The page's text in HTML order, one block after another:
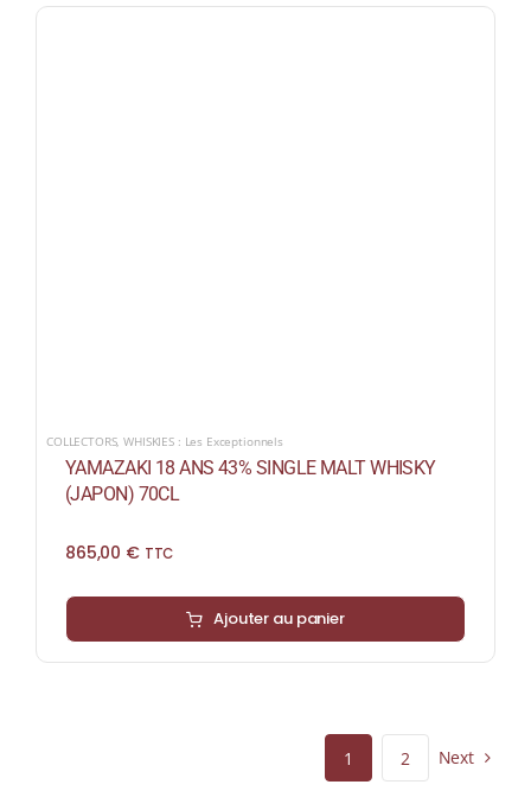
COLLECTORS,WHISKIES : Les Exceptionnels
YAMAZAKI 18 ANS 43% SINGLE MALT WHISKY
(JAPON) 70CL
865,00 € TTC
Ajouter au panier
1 2 Next